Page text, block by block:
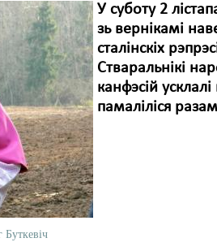
У суботу 2
зь вернікамі
сталінскіх
Стваральнікі
канфэсій
памаліліся
Буткевіч